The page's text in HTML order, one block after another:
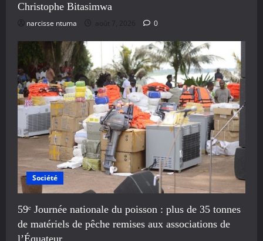
Christophe Bitasimwa
narcisse ntuma août 7, 2026 0
Société
59ᵉ Journée nationale du poisson : plus de 35 tonnes
de matériels de pêche remises aux associations de